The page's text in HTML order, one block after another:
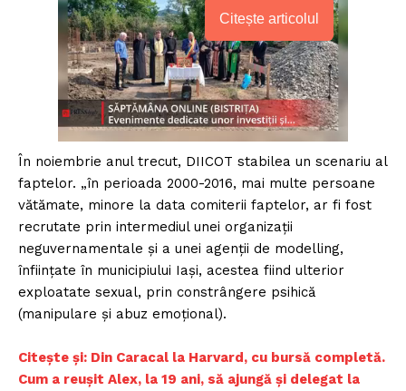
Citește articolul
În noiembrie anul trecut, DIICOT stabilea un scenariu al
faptelor. „în perioada 2000-2016, mai multe persoane
vătămate, minore la data comiterii faptelor, ar fi fost
recrutate prin intermediul unei organizații
neguvernamentale și a unei agenții de modelling,
înființate în municipiului Iași, acestea fiind ulterior
exploatate sexual, prin constrângere psihică
(manipulare și abuz emoțional).
Citește și: Din Caracal la Harvard, cu bursă completă.
Cum a reușit Alex, la 19 ani, să ajungă și delegat la